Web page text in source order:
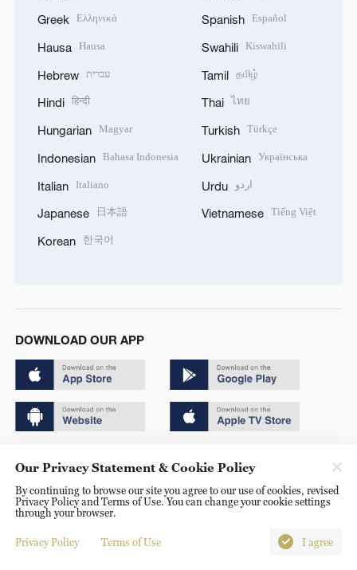
Greek Ελληνικά
Hausa Hausa
Hebrew עברית
Hindi हिन्दी
Hungarian Magyar
Indonesian Bahasa Indonesia
Italian Italiano
Japanese 日本語
Korean 한국어
Spanish Español
Swahili Kiswahili
Tamil தமிழ்
Thai ไทย
Turkish Türkçe
Ukrainian Українська
Urdu اردو
Vietnamese Tiếng Việt
DOWNLOAD OUR APP
京ICP备20000184号
京公网安备 11010502050052号
Disinformation report hotline: 010-85061466
Our Privacy Statement & Cookie Policy
By continuing to browse our site you agree to our use of cookies, revised
Privacy Policy and Terms of Use. You can change your cookie settings
through your browser.
Privacy Policy Terms of Use I agree